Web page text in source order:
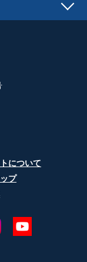
について
プ